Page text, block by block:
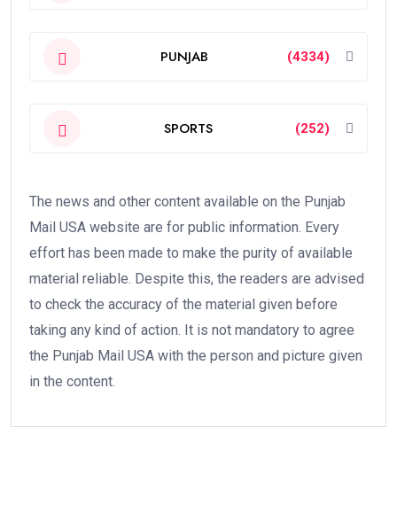
PUNJAB (4334)
SPORTS (252)
The news and other content available on the Punjab
Mail USA website are for public information. Every
effort has been made to make the purity of available
material reliable. Despite this, the readers are advised
to check the accuracy of the material given before
taking any kind of action. It is not mandatory to agree
the Punjab Mail USA with the person and picture given
in the content.